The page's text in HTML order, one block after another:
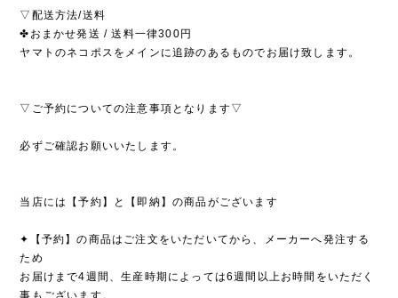
▽配送方法/送料
✤おまかせ発送 / 送料一律300円
ヤマトのネコポスをメインに追跡のあるものでお届け致します。
▽ご予約についての注意事項となります▽
必ずご確認お願いいたします。
当店には【予約】と【即納】の商品がございます
✦【予約】の商品はご注文をいただいてから、メーカーへ発注する
ため
お届けまで4週間、生産時期によっては6週間以上お時間をいただく